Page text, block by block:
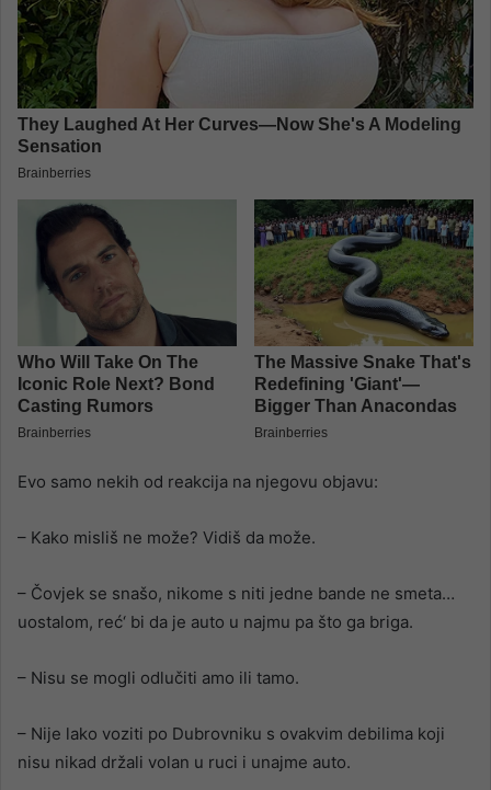
Evo samo nekih od reakcija na njegovu objavu:
– Kako misliš ne može? Vidiš da može.
– Čovjek se snašo, nikome s niti jedne bande ne smeta…
uostalom, reć‘ bi da je auto u najmu pa što ga briga.
– Nisu se mogli odlučiti amo ili tamo.
– Nije lako voziti po Dubrovniku s ovakvim debilima koji
nisu nikad držali volan u ruci i unajme auto.